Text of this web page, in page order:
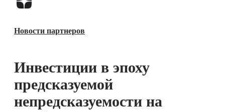
Блокчейн
Новости партнеров
Инвестиции в эпоху
предсказуемой
непредсказуемости на